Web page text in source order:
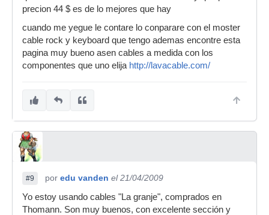
precion 44 $ es de lo mejores que hay
cuando me yegue le contare lo conparare con el moster
cable rock y keyboard que tengo ademas encontre esta
pagina muy bueno asen cables a medida con los
componentes que uno elija http://lavacable.com/
#9 por edu vanden el 21/04/2009
Yo estoy usando cables "La granje", comprados en
Thomann. Son muy buenos, con excelente sección y